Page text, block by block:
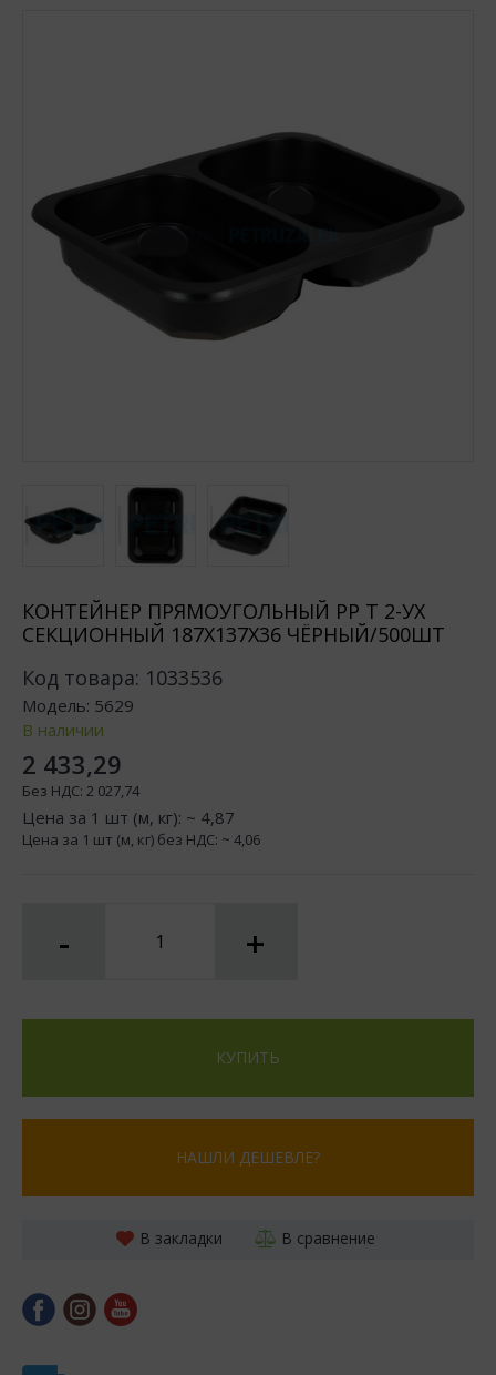
КОНТЕЙНЕР ПРЯМОУГОЛЬНЫЙ РР Т 2-УХ
СЕКЦИОННЫЙ 187Х137Х36 ЧЁРНЫЙ/500ШТ
Код товара: 1033536
Модель: 5629
В наличии
2 433,29
Без НДС: 2 027,74
Цена за 1 шт (м, кг): ~ 4,87
Цена за 1 шт (м, кг) без НДС: ~ 4,06
- +
КУПИТЬ
НАШЛИ ДЕШЕВЛЕ?
В закладки В сравнение